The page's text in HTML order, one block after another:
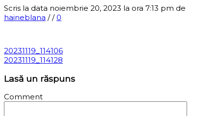
Scris la data noiembrie 20, 2023 la ora 7:13 pm de
haineblana //0
20231119_114106
20231119_114128
Lasă un răspuns
Comment